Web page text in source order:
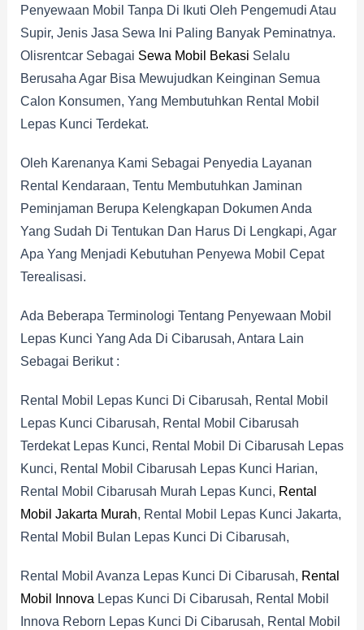
Penyewaan Mobil Tanpa Di Ikuti Oleh Pengemudi Atau
Supir, Jenis Jasa Sewa Ini Paling Banyak Peminatnya.
Olisrentcar Sebagai Sewa Mobil Bekasi Selalu
Berusaha Agar Bisa Mewujudkan Keinginan Semua
Calon Konsumen, Yang Membutuhkan Rental Mobil
Lepas Kunci Terdekat.
Oleh Karenanya Kami Sebagai Penyedia Layanan
Rental Kendaraan, Tentu Membutuhkan Jaminan
Peminjaman Berupa Kelengkapan Dokumen Anda
Yang Sudah Di Tentukan Dan Harus Di Lengkapi, Agar
Apa Yang Menjadi Kebutuhan Penyewa Mobil Cepat
Terealisasi.
Ada Beberapa Terminologi Tentang Penyewaan Mobil
Lepas Kunci Yang Ada Di Cibarusah, Antara Lain
Sebagai Berikut :
Rental Mobil Lepas Kunci Di Cibarusah, Rental Mobil
Lepas Kunci Cibarusah, Rental Mobil Cibarusah
Terdekat Lepas Kunci, Rental Mobil Di Cibarusah Lepas
Kunci, Rental Mobil Cibarusah Lepas Kunci Harian,
Rental Mobil Cibarusah Murah Lepas Kunci, Rental
Mobil Jakarta Murah, Rental Mobil Lepas Kunci Jakarta,
Rental Mobil Bulan Lepas Kunci Di Cibarusah,
Rental Mobil Avanza Lepas Kunci Di Cibarusah, Rental
Mobil Innova Lepas Kunci Di Cibarusah, Rental Mobil
Innova Reborn Lepas Kunci Di Cibarusah, Rental Mobil